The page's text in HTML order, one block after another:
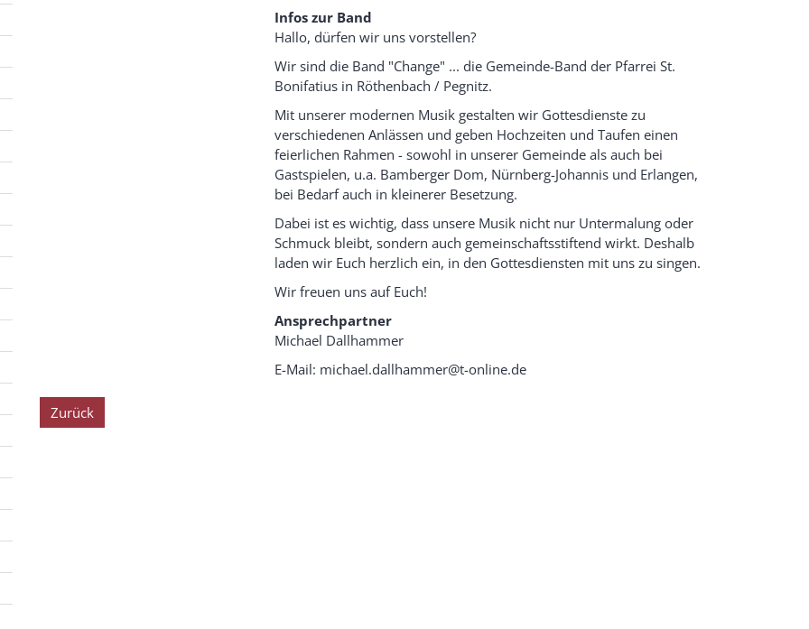
Infos zur Band
Hallo, dürfen wir uns vorstellen?
Wir sind die Band "Change" ... die Gemeinde-Band der Pfarrei St.
Bonifatius in Röthenbach / Pegnitz.
Mit unserer modernen Musik gestalten wir Gottesdienste zu
verschiedenen Anlässen und geben Hochzeiten und Taufen einen
feierlichen Rahmen - sowohl in unserer Gemeinde als auch bei
Gastspielen, u.a. Bamberger Dom, Nürnberg-Johannis und Erlangen,
bei Bedarf auch in kleinerer Besetzung.
Dabei ist es wichtig, dass unsere Musik nicht nur Untermalung oder
Schmuck bleibt, sondern auch gemeinschaftsstiftend wirkt. Deshalb
laden wir Euch herzlich ein, in den Gottesdiensten mit uns zu singen.
Wir freuen uns auf Euch!
Ansprechpartner
Michael Dallhammer
E-Mail: michael.dallhammer@t-online.de
Zurück